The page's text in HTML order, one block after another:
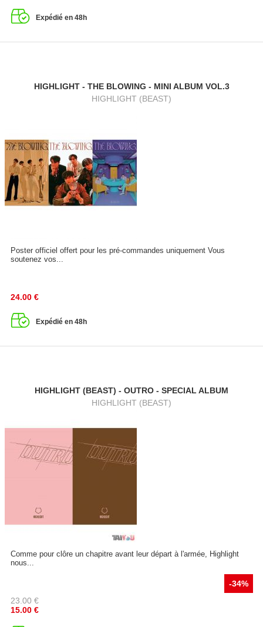
Expédié en 48h
HIGHLIGHT - THE BLOWING - MINI ALBUM VOL.3
HIGHLIGHT (BEAST)
Poster officiel offert pour les pré-commandes uniquement Vous
soutenez vos...
24.00 €
Expédié en 48h
HIGHLIGHT (BEAST) - OUTRO - SPECIAL ALBUM
HIGHLIGHT (BEAST)
Comme pour clôre un chapitre avant leur départ à l'armée, Highlight
nous...
-34%
23.00 €
15.00 €